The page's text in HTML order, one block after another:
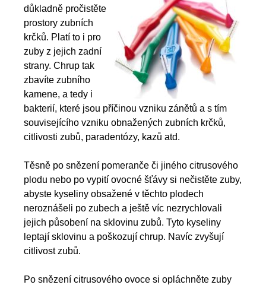
důkladně pročistěte
prostory zubních
krčků. Platí to i pro
zuby z jejich zadní
strany. Chrup tak
zbavíte zubního
kamene, a tedy i
bakterií, které jsou příčinou vzniku zánětů a s tím
souvisejícího vzniku obnažených zubních krčků,
citlivosti zubů, paradentózy, kazů atd.
Těsně po snězení pomeranče či jiného citrusového
plodu nebo po vypití ovocné šťávy si nečistěte zuby,
abyste kyseliny obsažené v těchto plodech
neroznášeli po zubech a ještě víc nezrychlovali
jejich působení na sklovinu zubů. Tyto kyseliny
leptají sklovinu a poškozují chrup. Navíc zvyšují
citlivost zubů.
Po snězení citrusového ovoce si opláchněte zuby